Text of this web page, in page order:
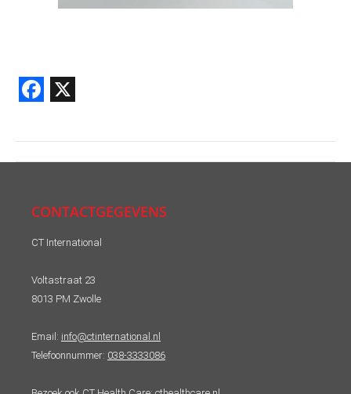
CONTACTGEGEVENS
CT International
Voltastraat 23
8013 PM Zwolle
Email: info@ctinternational.nl
Telefoonnummer: 038-3333086